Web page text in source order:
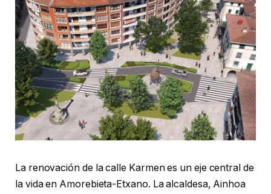
La renovación de la calle Karmen es un eje central de
la vida en Amorebieta-Etxano. La alcaldesa, Ainhoa